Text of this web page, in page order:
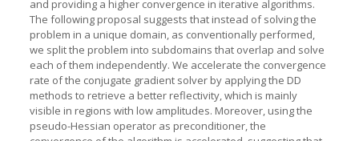
and providing a higher convergence in iterative algorithms.
The following proposal suggests that instead of solving the
problem in a unique domain, as conventionally performed,
we split the problem into subdomains that overlap and solve
each of them independently. We accelerate the convergence
rate of the conjugate gradient solver by applying the DD
methods to retrieve a better reflectivity, which is mainly
visible in regions with low amplitudes. Moreover, using the
pseudo-Hessian operator as preconditioner, the